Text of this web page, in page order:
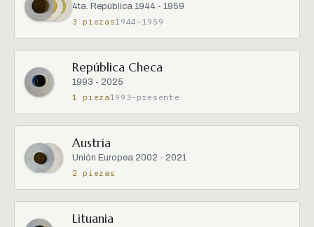
4ta. República 1944 - 1959
3 piezas1944–1959
República Checa
1993 - 2025
1 pieza1993–presente
Austria
Unión Europea 2002 - 2021
2 piezas
Lituania